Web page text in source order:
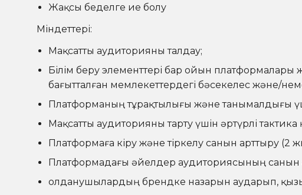
Жақсы беделге ие болу
Міндеттері:
Мақсатты аудиторияны талдау;
Білім беру элементтері бар ойын
бағытталған мемлекеттердегі бәсекелес және/
Платформаның тұрақтылығы және танымалдығы
Мақсатты аудиторияны тарту үшін әртүрлі
Платформаға кіру және тіркелу санын арттыру (2
Платформадағы әйелдер аудиториясының санын
Қолданушылардың брендке назарын аударып,